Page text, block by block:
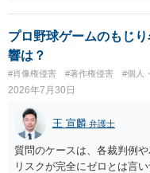
その人が会社を経営してい
賠償金と8人分の従業員の年
の計算がすべて損害となら
良いかと思います。ご参考に
プロ野球ゲームのもじ
響は？
#肖像権侵害 #著作権侵害 #個人
2026年7月30日
王 宣麟 弁護士
質問のケースは、各裁判例
リスクが完全にゼロとは言